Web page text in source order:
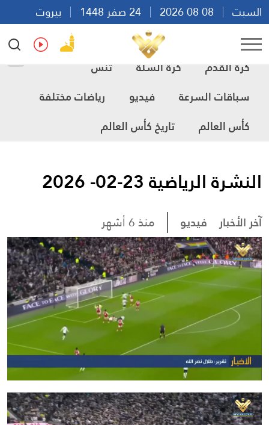
السبت
بيروت
20:45
Ar
كرة القدم كرة السلة
تنس
سباقات السرعة
فيديو
رياضات مختلفة
كأس العالم
تاريخ كأس العالم
النشرة الرياضية 23-02- 2026
آخر الأخبار فيديو منذ 6 أشهر